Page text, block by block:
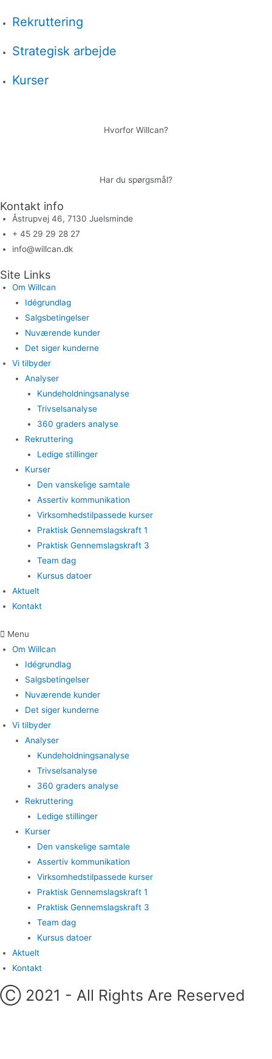
Rekruttering
Strategisk arbejde
Kurser
Hvorfor Willcan?
Har du spørgsmål?
Kontakt info
Åstrupvej 46, 7130 Juelsminde
+ 45 29 29 28 27
info@willcan.dk
Site Links
Om Willcan
Idégrundlag
Salgsbetingelser
Nuværende kunder
Det siger kunderne
Vi tilbyder
Analyser
Kundeholdningsanalyse
Trivselsanalyse
360 graders analyse
Rekruttering
Ledige stillinger
Kurser
Den vanskelige samtale
Assertiv kommunikation
Virksomhedstilpassede kurser
Praktisk Gennemslagskraft 1
Praktisk Gennemslagskraft 3
Team dag
Kursus datoer
Aktuelt
Kontakt
Menu
Om Willcan
Idégrundlag
Salgsbetingelser
Nuværende kunder
Det siger kunderne
Vi tilbyder
Analyser
Kundeholdningsanalyse
Trivselsanalyse
360 graders analyse
Rekruttering
Ledige stillinger
Kurser
Den vanskelige samtale
Assertiv kommunikation
Virksomhedstilpassede kurser
Praktisk Gennemslagskraft 1
Praktisk Gennemslagskraft 3
Team dag
Kursus datoer
Aktuelt
Kontakt
Ⓒ 2021 - All Rights Are Reserved